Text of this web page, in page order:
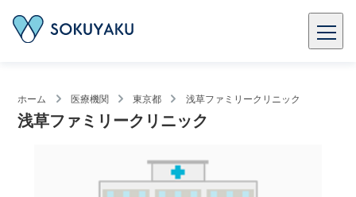
ホーム 医療機関 東京都 浅草ファミリークリニック
浅草ファミリークリニック